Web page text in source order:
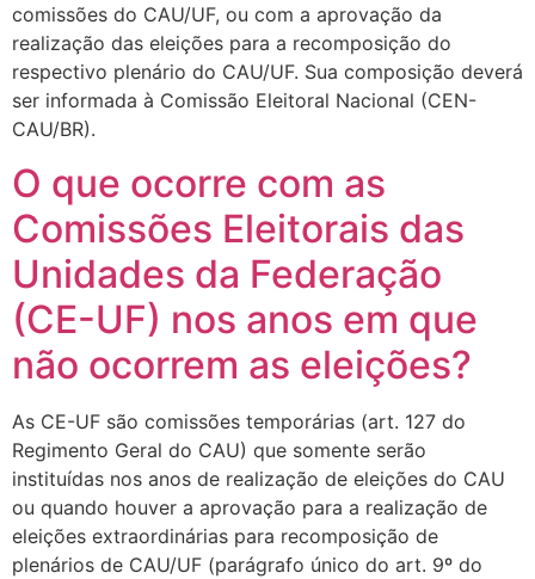
comissões do CAU/UF, ou com a aprovação da
realização das eleições para a recomposição do
respectivo plenário do CAU/UF. Sua composição deverá
ser informada à Comissão Eleitoral Nacional (CEN-
CAU/BR).
O que ocorre com as
Comissões Eleitorais das
Unidades da Federação
(CE-UF) nos anos em que
não ocorrem as eleições?
As CE-UF são comissões temporárias (art. 127 do
Regimento Geral do CAU) que somente serão
instituídas nos anos de realização de eleições do CAU
ou quando houver a aprovação para a realização de
eleições extraordinárias para recomposição de
plenários de CAU/UF (parágrafo único do art. 9º do